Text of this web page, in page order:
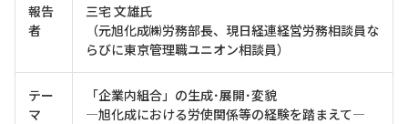
報告
者
三宅 文雄氏
（元旭化成㈱労務部長、現日経連経営労務相談員な
らびに東京管理職ユニオン相談員）
テー
マ
「企業内組合」の生成･展開･変貌
―旭化成における労使関係等の経験を踏まえて―